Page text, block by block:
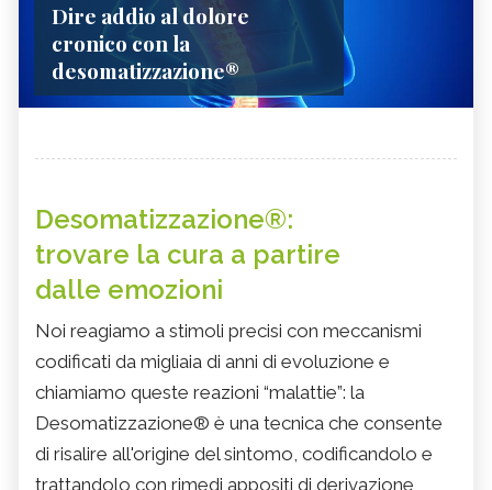
Dire addio al dolore
cronico con la
desomatizzazione®
Desomatizzazione®:
trovare la cura a partire
dalle emozioni
Noi reagiamo a stimoli precisi con meccanismi
codificati da migliaia di anni di evoluzione e
chiamiamo queste reazioni “malattie”: la
Desomatizzazione® è una tecnica che consente
di risalire all'origine del sintomo, codificandolo e
trattandolo con rimedi appositi di derivazione